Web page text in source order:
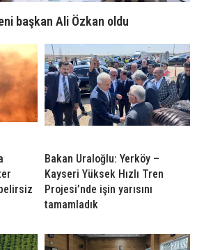
başkan Ali Özkan oldu
Bakan Uraloğlu: Yerköy –
Kayseri Yüksek Hızlı Tren
Projesi’nde işin yarısını
tamamladık